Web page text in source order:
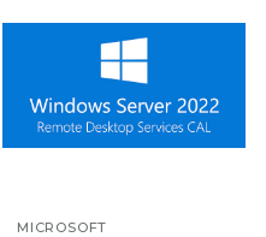
MICROSOFT